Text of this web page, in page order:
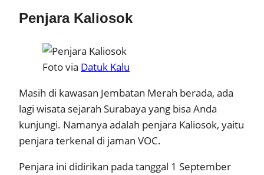
Penjara Kaliosok
Foto via Datuk Kalu
Masih di kawasan Jembatan Merah berada, ada
lagi wisata sejarah Surabaya yang bisa Anda
kunjungi. Namanya adalah penjara Kaliosok, yaitu
penjara terkenal di jaman VOC.
Penjara ini didirikan pada tanggal 1 September